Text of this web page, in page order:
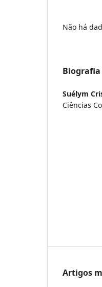
Não há
Suélym
Ciências
Artigos